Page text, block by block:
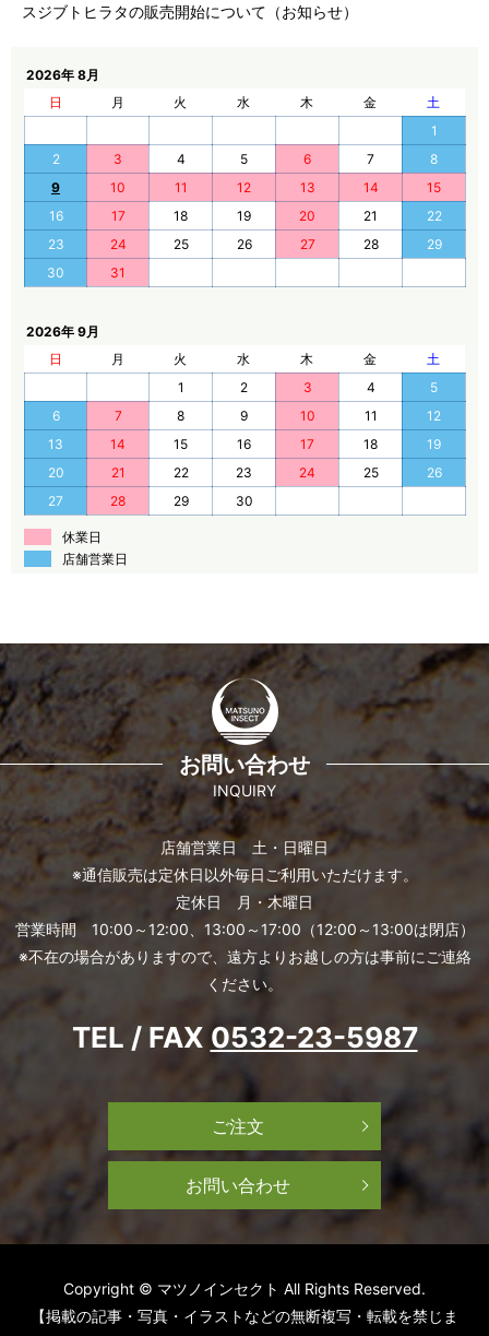
スジブトヒラタの販売開始について（お知らせ）
2026年 8月
日
月 火 水 木 金
土
1
2
3 4 5 6 7
8
9
10 11 12 13 14
15
16
17 18 19 20 21
22
23
24 25 26 27 28
29
30
31
2026年 9月
日
月 火 水 木 金
土
1
2 3 4
5
6
7 8 9 10 11
12
13
14 15 16 17 18
19
20
21 22 23 24 25
26
27
28 29 30
休業日
店舗営業日
お問い合わせ
INQUIRY
店舗営業日 土・日曜日
※通信販売は定休日以外毎日ご利用いただけます。
定休日 月・木曜日
営業時間 10:00～12:00、13:00～17:00（12:00～13:00は閉店）
※不在の場合がありますので、遠方よりお越しの方は事前にご連絡
ください。
TEL / FAX 0532-23-5987
ご注文
お問い合わせ
Copyright © マツノインセクト All Rights Reserved.
【掲載の記事・写真・イラストなどの無断複写・転載を禁じま